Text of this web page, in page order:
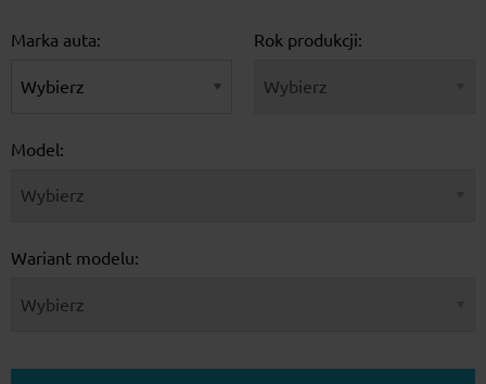
Marka auta: Rok produkcji:
Model:
Wariant modelu: